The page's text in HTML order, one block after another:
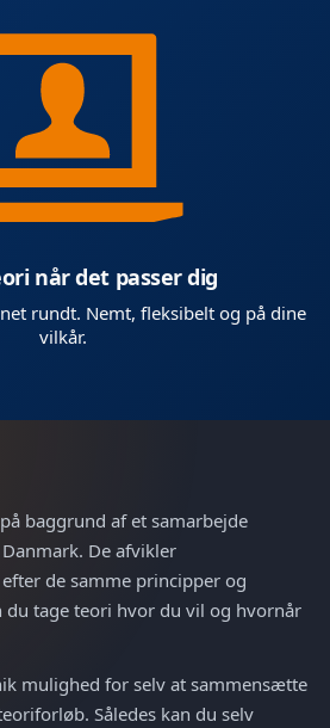
når det passer dig
rundt. Nemt, fleksibelt og på dine
vilkår.
baggrund af et samarbejde
De afvikler
de samme principper og
du tage teori hvor du vil og hvornår
mulighed for selv at sammensætte
Således kan du selv